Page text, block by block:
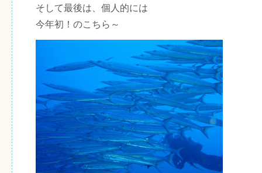
そして最後は、個人的には
今年初！のこちら～